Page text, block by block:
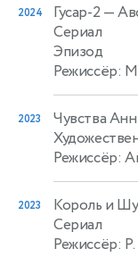
2024 Гусар-2 —
Сериал
Эпизод
Режиссёр:
2023
Чувства
Режиссёр:
2023 Король и
Сериал
Режиссёр: